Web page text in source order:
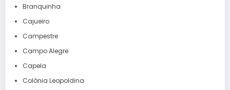
Branquinha
Cajueiro
Campestre
Campo Alegre
Capela
Colônia Leopoldina